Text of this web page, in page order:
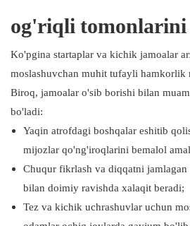
og'riqli
Ko'pgina startaplar va kichik jamoalar
moslashuvchan muhit tufayli hamkorlik
Biroq, jamoalar o'sib borishi bilan
bo'ladi:
Yaqin atrofdagi boshqalar eshitib
mijozlar qo'ng'iroqlarini bemalol
Chuqur fikrlash va diqqatni
bilan doimiy ravishda xalaqit beradi;
Tez va kichik uchrashuvlar uchun